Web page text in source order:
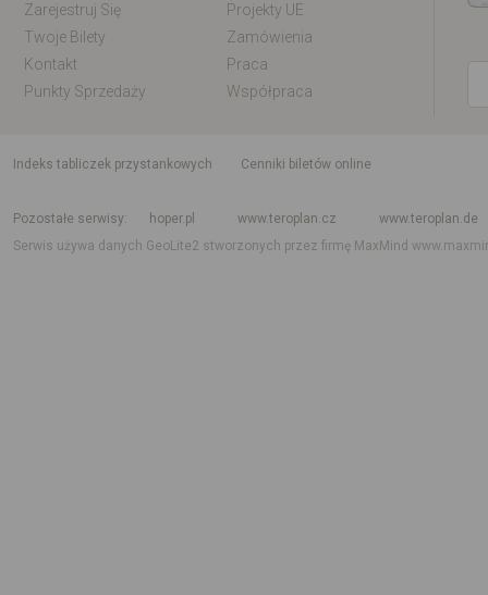
Zarejestruj Się
Projekty UE
Twoje Bilety
Zamówienia
Kontakt
Praca
Punkty Sprzedaży
Współpraca
indeks tabliczek przystankowych
Cenniki biletów online
Pozostałe serwisy
hoper.pl www.teroplan.cz
www.teroplan.de
Serwis używa danych GeoLite2 stworzonych przez firmę MaxMind